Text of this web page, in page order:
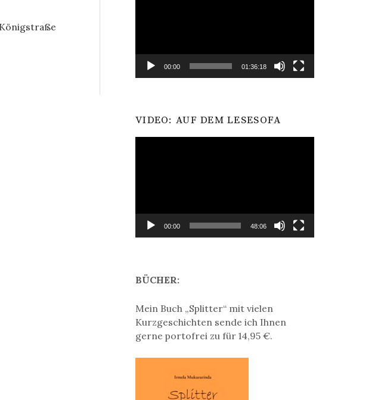
00:00 01:36:18
VIDEO: AUF DEM LESESOFA
00:00 48:06
BÜCHER:
Mein Buch „Splitter“ mit vielen
Kurzgeschichten sende ich Ihnen
gerne portofrei zu für 14,95 €.